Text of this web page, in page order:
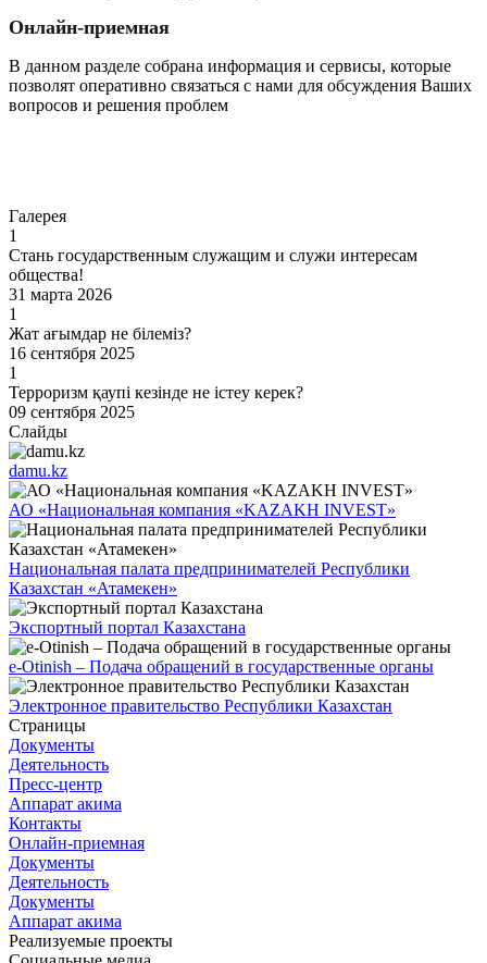
Онлайн-приемная
В данном разделе собрана информация и сервисы, которые
позволят оперативно связаться с нами для обсуждения Ваших
вопросов и решения проблем
Галерея
1
Стань государственным служащим и служи интересам
общества!
31 марта 2026
1
Жат ағымдар не білеміз?
16 сентября 2025
1
Терроризм қаупі кезінде не істеу керек?
09 сентября 2025
Слайды
damu.kz
АО «Национальная компания «KAZAKH INVEST»
Национальная палата предпринимателей Республики
Казахстан «Атамекен»
Экспортный портал Казахстана
e-Otinish – Подача обращений в государственные органы
Электронное правительство Республики Казахстан
Страницы
Документы
Деятельность
Пресс-центр
Аппарат акима
Контакты
Онлайн-приемная
Документы
Деятельность
Документы
Аппарат акима
Реализуемые проекты